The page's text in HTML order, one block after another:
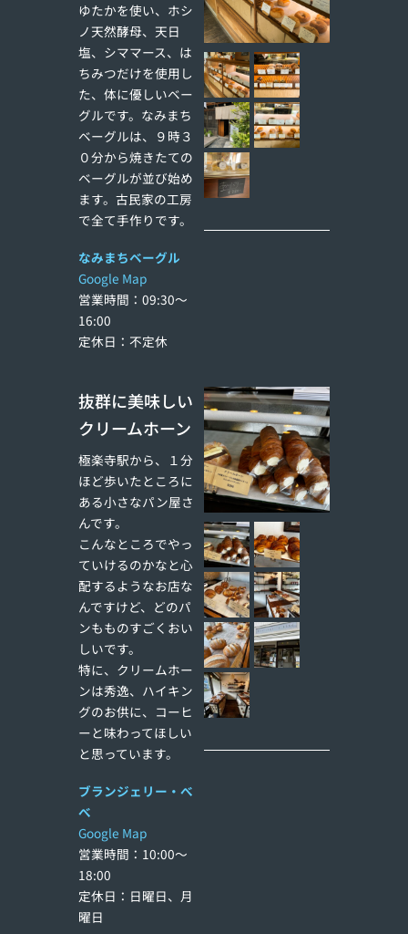
ゆたかを使い、ホシ
ノ天然酵母、天日
塩、シママース、は
ちみつだけを使用し
た、体に優しいベー
グルです。なみまち
ベーグルは、９時３
０分から焼きたての
ベーグルが並び始め
ます。古民家の工房
で全て手作りです。
なみまちベーグル
Google Map
営業時間：09:30〜
16:00
定休日：不定休
抜群に美味しい
クリームホーン
極楽寺駅から、１分
ほど歩いたところに
ある小さなパン屋さ
んです。
こんなところでやっ
ていけるのかなと心
配するようなお店な
んですけど、どのパ
ンもものすごくおい
しいです。
特に、クリームホー
ンは秀逸、ハイキン
グのお供に、コーヒ
ーと味わってほしい
と思っています。
ブランジェリー・べ
べ
Google Map
営業時間：10:00〜
18:00
定休日：日曜日、月
曜日